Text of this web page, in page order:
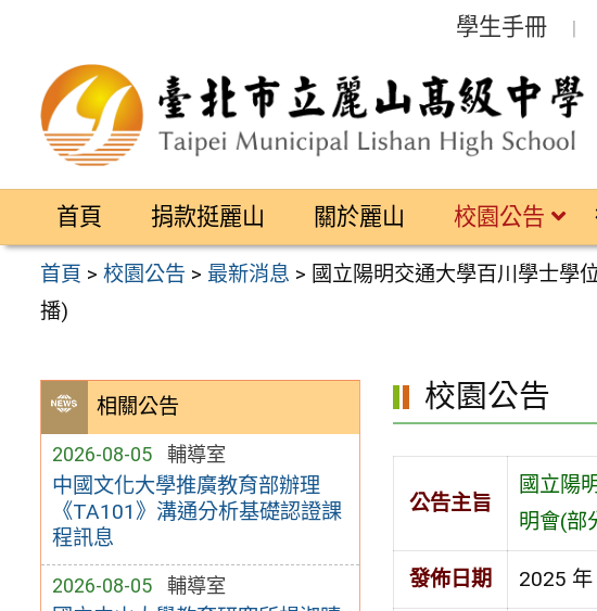
區
學生手冊
首頁 捐款挺麗山 關於麗山 校園公告
首頁 >校園公告 > 最新消息 > 國立陽明交通大學百川學士學
播)
相關公告
2026-08-05 輔導室
中國文化大學推廣教育部辦理
《TA101》溝通分析基礎認證課
程訊息
2026-08-05 輔導室
校園公告
公告主旨
國立陽
明會(部
發佈日期 2025 年